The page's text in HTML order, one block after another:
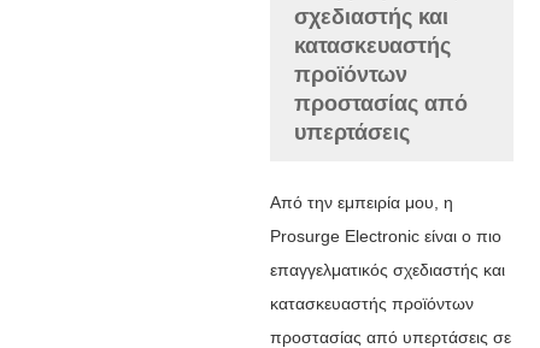
σχεδιαστής και
κατασκευαστής
προϊόντων
προστασίας από
υπερτάσεις
Από την εμπειρία μου, η
Prosurge Electronic είναι ο πιο
επαγγελματικός σχεδιαστής και
κατασκευαστής προϊόντων
προστασίας από υπερτάσεις σε